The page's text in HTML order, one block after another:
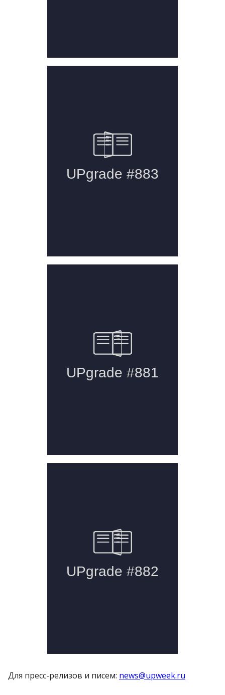
Для пресс-релизов и писем: news@upweek.ru